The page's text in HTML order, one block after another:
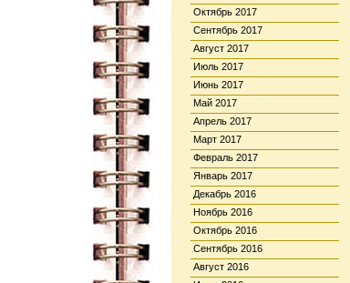
Октябрь 2017
Сентябрь 2017
Август 2017
Июль 2017
Июнь 2017
Май 2017
Апрель 2017
Март 2017
Февраль 2017
Январь 2017
Декабрь 2016
Ноябрь 2016
Октябрь 2016
Сентябрь 2016
Август 2016